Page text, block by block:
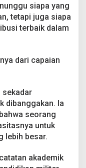
siapa yang
tetapi juga siapa
terbaik dalam
dari capaian
sekadar
dibanggakan. Ia
seorang
untuk
lebih besar.
akademik